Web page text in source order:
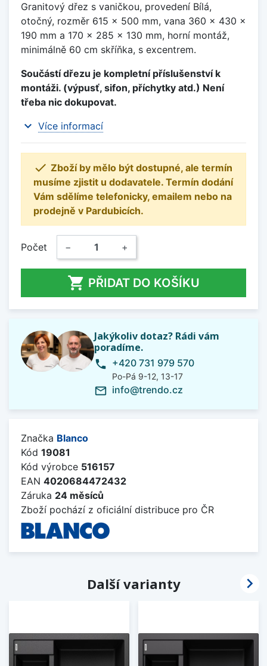
Granitový dřez s vaničkou, provedení Bílá,
otočný, rozměr 615 x 500 mm, vana 360 x 430 x
190 mm a 170 x 285 x 130 mm, horní montáž,
minimálně 60 cm skříňka, s excentrem.
Součástí dřezu je kompletní příslušenství k
montáži. (výpusť, sifon, příchytky atd.) Není
třeba nic dokupovat.
expand_more Více informací
 Zboží by mělo být dostupné, ale termín
musíme zjistit u dodavatele. Termín dodání
Vám sdělíme telefonicky, emailem nebo na
prodejně v Pardubicích.
Počet − +
 PŘIDAT DO KOŠÍKU
Jakýkoliv dotaz? Rádi vám
poradíme.
phone +420 731 979 570
Po-Pá 9-12, 13-17
mail_outline info@trendo.cz
Značka Blanco
Kód 19081
Kód výrobce 516157
EAN 4020684472432
Záruka 24 měsíců
Zboží pochází z oficiální distribuce pro ČR
Další varianty 